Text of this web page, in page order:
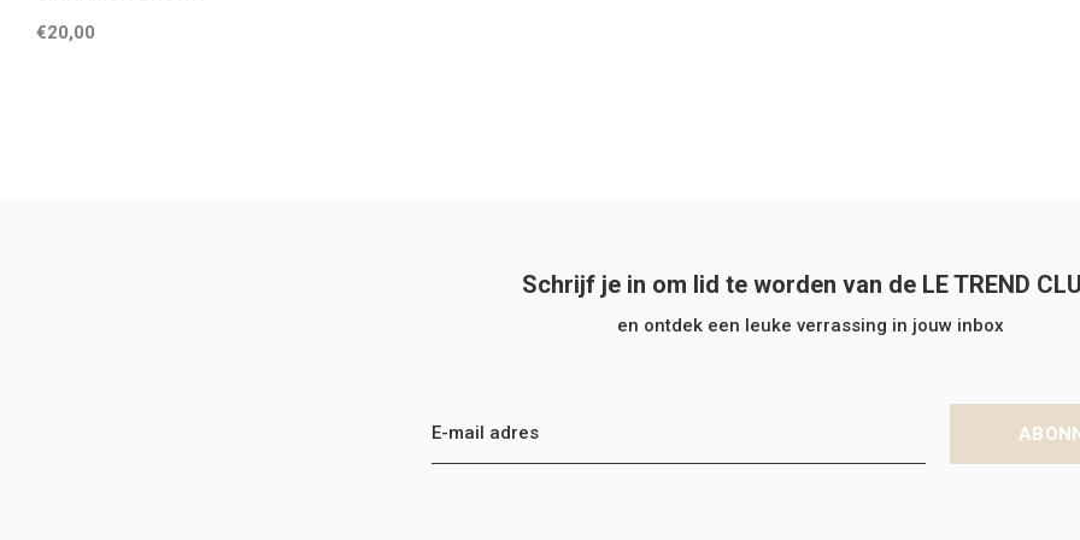
€20,00
Schrijf je in om lid te worden van de LE TREND
en ontdek een leuke verrassing in jouw inbox